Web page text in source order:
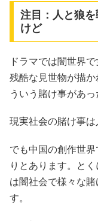
注目：人と狼
けど
ドラマでは闇世界
残酷な見世物が描
ういう賭け事があっ
現実社会の賭け事は
でも中国の創作世
りとあります。と
は闇社会で様々な
す。